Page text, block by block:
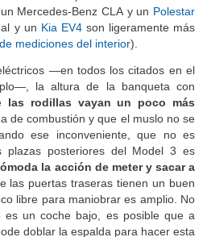
anchura). Es claramente más
Mercedes-Benz CLA y unPolestar
y unKia EV4son ligeramente más
—en todos los citados en el
la altura de la banqueta con
las rodillas vayan un poco más
de combustión y que el muslo no se
ese inconveniente, que no es
plazas posteriores del Model 3 es
la acción de meter y sacar a
las puertas traseras tienen un buen
libre para maniobrar es amplio. No
es un coche bajo, es posible que a